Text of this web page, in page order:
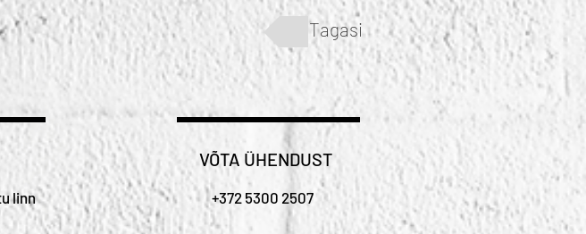
Tagasi
linn +372 5300 2507
VÕTA ÜHENDUST